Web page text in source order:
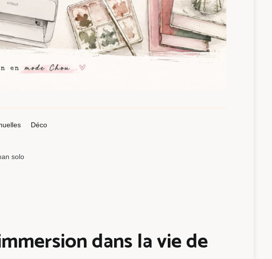
Déco
solo
dans la vie de